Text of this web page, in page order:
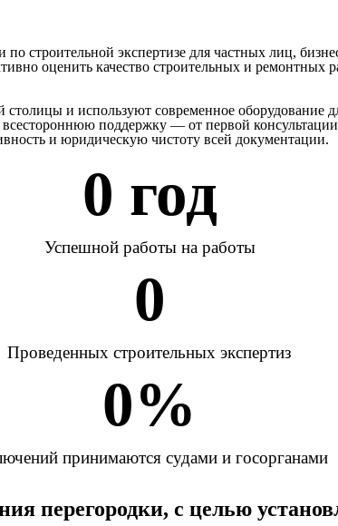
строительной экспертизе для частных лиц,
оценить качество строительных и ремонтных
и используют современное оборудование
поддержку — от первой
и юридическую чистоту всей документации.
0 год
Успешной работы на работы
0
Проведенных строительных экспертиз
0%
принимаются судами и госорганами
перегородки, с целью